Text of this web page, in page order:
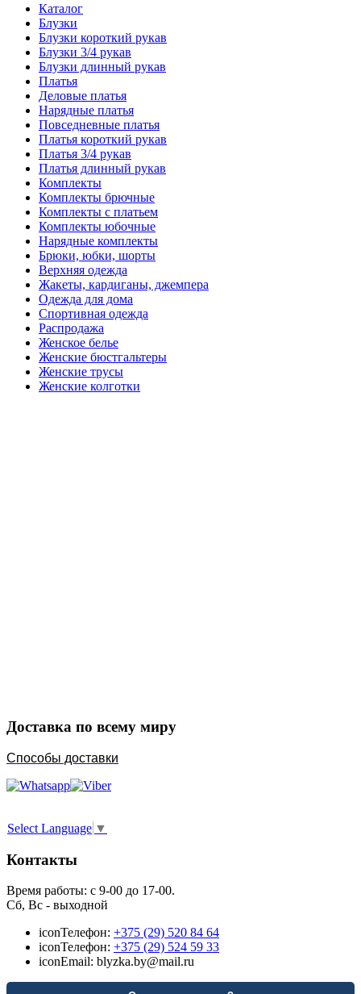
Каталог
Блузки
Блузки короткий рукав
Блузки 3/4 рукав
Блузки длинный рукав
Платья
Деловые платья
Нарядные платья
Повседневные платья
Платья короткий рукав
Платья 3/4 рукав
Платья длинный рукав
Комплекты
Комплекты брючные
Комплекты с платьем
Комплекты юбочные
Нарядные комплекты
Брюки, юбки, шорты
Верхняя одежда
Жакеты, кардиганы, джемпера
Одежда для дома
Спортивная одежда
Распродажа
Женское белье
Женские бюстгальтеры
Женские трусы
Женские колготки
Доставка по всему миру
Способы доставки
Select Language ▼
Контакты
Время работы: с 9-00 до 17-00.
Сб, Вс - выходной
iconТелефон: +375 (29) 520 84 64
iconТелефон: +375 (29) 524 59 33
iconEmail: blyzka.by@mail.ru